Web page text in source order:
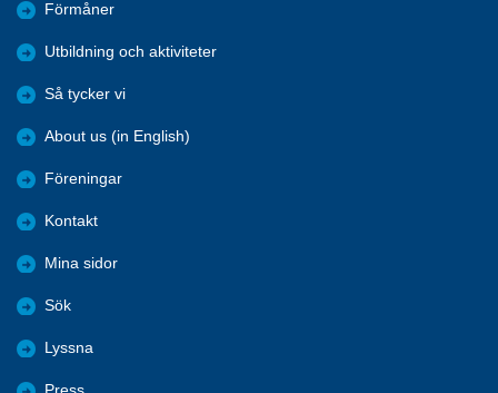
Förmåner
Utbildning och aktiviteter
Så tycker vi
About us (in English)
Föreningar
Kontakt
Mina sidor
Sök
Lyssna